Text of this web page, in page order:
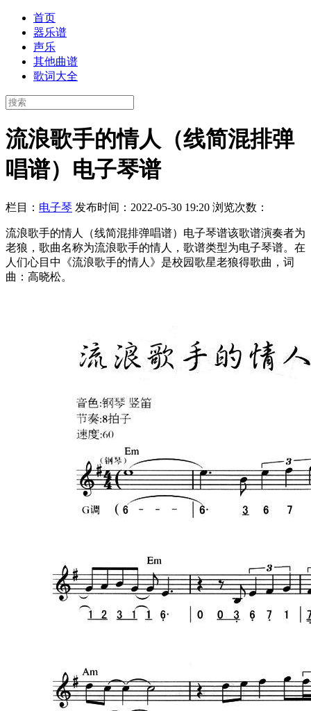
首页
器乐谱
声乐
其他曲谱
歌词大全
流浪歌手的情人（线简混排弹
唱谱）电子琴谱
栏目： 电子琴 发布时间：2022-05-30 19:20 浏览次数：
流浪歌手的情人（线简混排弹唱谱）电子琴谱该歌谱演奏者为
老狼，歌曲名称为流浪歌手的情人，歌谱类型为电子琴谱。在
人们心目中《流浪歌手的情人》是校园歌星老狼得歌曲，词
曲：高晓松。